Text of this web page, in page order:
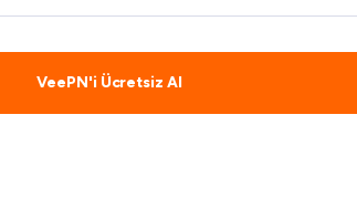
VeePN'i Ücretsiz Al